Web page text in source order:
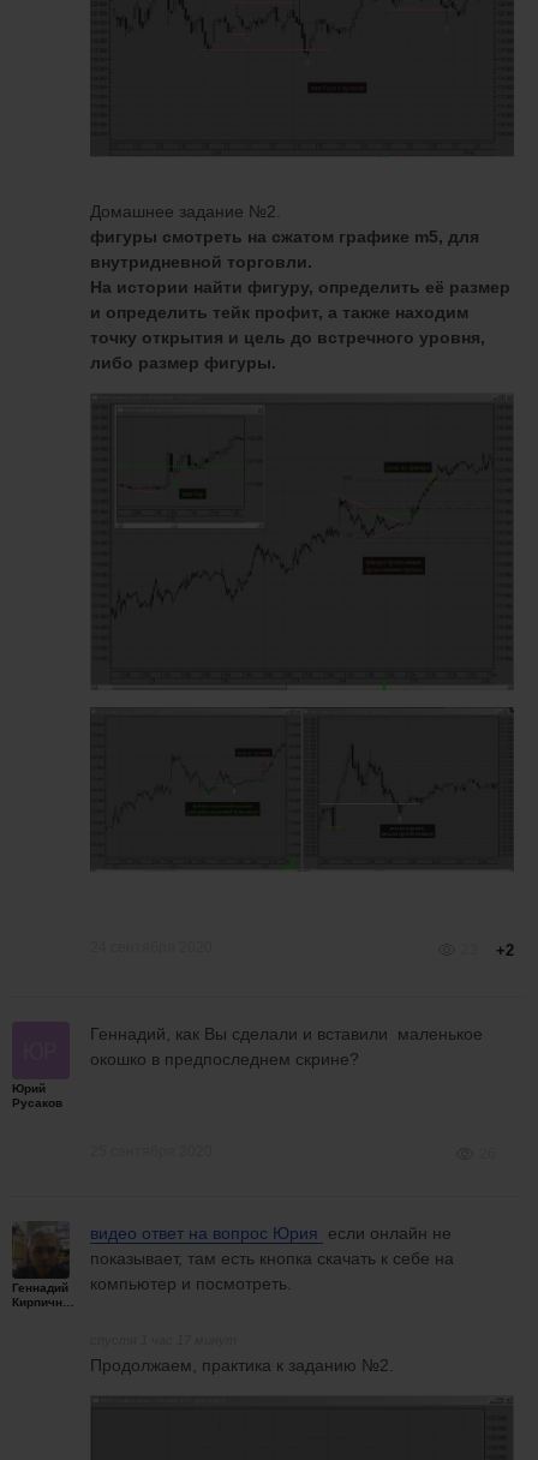
Домашнее задание №2.
фигуры смотреть на сжатом графике m5, для
внутридневной торговли.
На истории найти фигуру, определить её размер
и определить тейк профит, а также находим
точку открытия и цель до встречного уровня,
либо размер фигуры.
+2
Юрий
Русаков
Геннадий, как Вы сделали и вставили маленькое
окошко в предпоследнем скрине?
Геннадий
Кирпичников
видео ответ на вопрос Юрия
если онлайн не
показывает, там есть кнопка скачать к себе на
компьютер и посмотреть.
Продолжаем, практика к заданию №2.